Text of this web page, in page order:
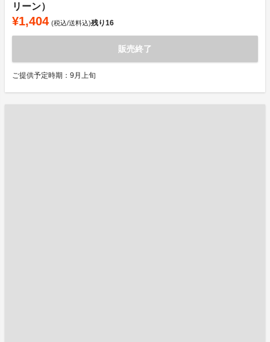
リーン）
¥1,404 (税込/送料込)残り16
販売終了
ご提供予定時期：9月上旬